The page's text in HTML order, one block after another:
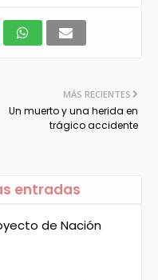
MÁS RECIENTES
Un muerto y una herida en
trágico accidente
entradas
de Nación